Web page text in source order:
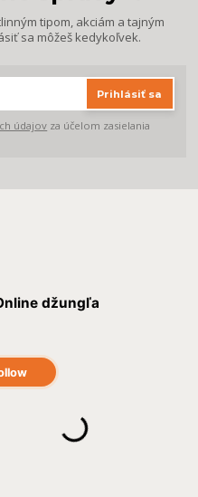
tipom, akciám a tajným
sa môžeš kedykoľvek.
Prihlásiť sa
údajov za účelom zasielania